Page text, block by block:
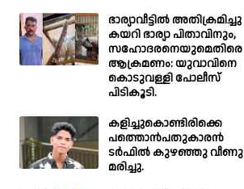
ഭാര്യാവീട്ടിൽ അതിക്രമിച്ചു
കയറി ഭാര്യാ പിതാവിനും,
സഹോദരനെയുമെതിരെ
ആക്രമണം: യുവാവിനെ
കൊടുവള്ളി പോലീസ്
പിടികൂടി.
കളിച്ചുകൊണ്ടിരിക്കെ
പത്തൊൻപതുകാരൻ
ടർഫിൽ കുഴഞ്ഞു വീണു
മരിച്ചു.